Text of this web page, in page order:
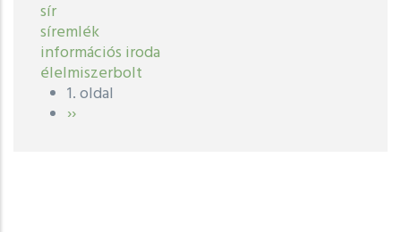
sír
síremlék
információs iroda
élelmiszerbolt
Oldalszámozás
1. oldal
Következő
››